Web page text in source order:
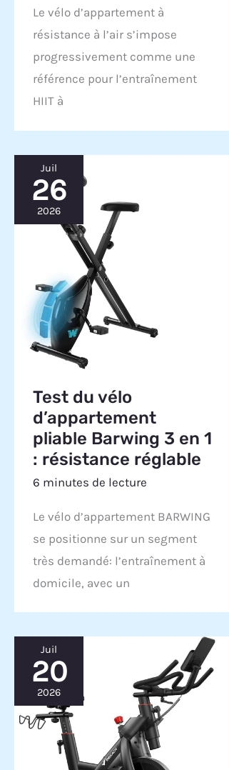
Le vélo d’appartement à
résistance à l’air s’impose
progressivement comme une
référence pour l’entraînement
HIIT à
Juil
26
2026
Test du vélo
d’appartement
pliable Barwing 3 en 1
: résistance réglable
6 minutes de lecture
Le vélo d’appartement BARWING
se positionne sur un segment
très demandé: l’entraînement à
domicile, avec un
Juil
20
2026